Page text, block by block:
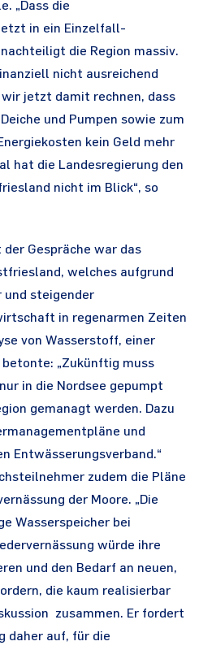
„Dass die
in ein Einzelfall-
die Region massiv.
nicht ausreichend
jetzt damit rechnen, dass
und Pumpen sowie zum
kein Geld mehr
hat die Landesregierung den
nicht im Blick“, so
Gespräche war das
welches aufgrund
und steigender
in regenarmen Zeiten
von Wasserstoff, einer
„Zukünftig muss
in die Nordsee gepumpt
gemanagt werden. Dazu
und
Entwässerungsverband.“
zudem die Pläne
der Moore. „Die
Wasserspeicher bei
würde ihre
und den Bedarf an neuen,
die kaum realisierbar
zusammen. Er fordert
daher auf, für die